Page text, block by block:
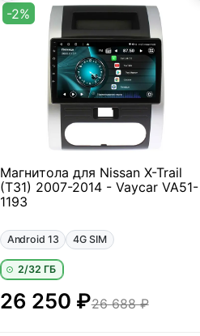
-2%
Магнитола для Nissan X-Trail
(T31) 2007-2014 - Vaycar VA51-
1193
Android 13 4G SIM
2/32 ГБ
26 688 ₽
26 250 ₽